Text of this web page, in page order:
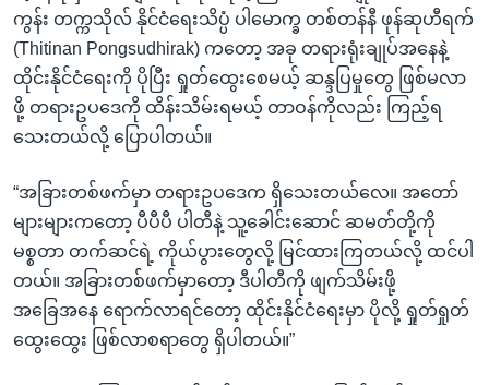
ကွန်း တက္ကသိုလ် နိုင်ငံရေးသိပ္ပံ ပါမောက္ခ တစ်တန်နီ ဖုန်ဆုဟီရက်
(Thitinan Pongsudhirak) ကတော့ အခု တရားရုံးချုပ်အနေနဲ့
ထိုင်းနိုင်ငံရေးကို ပိုပြီး ရှုတ်ထွေးစေမယ့် ဆန္ဒပြမှုတွေ ဖြစ်မလာ
ဖို့ တရားဥပဒေကို ထိန်းသိမ်းရမယ့် တာဝန်ကိုလည်း ကြည့်ရ
သေးတယ်လို့ ပြောပါတယ်။
“အခြားတစ်ဖက်မှာ တရားဥပဒေက ရှိသေးတယ်လေ။ အတော်
များများကတော့ ပီပီပီ ပါတီနဲ့ သူ့ခေါင်းဆောင် ဆမတ်တို့ကို
မစ္စတာ တက်ဆင်ရဲ့ ကိုယ်ပွားတွေလို့ မြင်ထားကြတယ်လို့ ထင်ပါ
တယ်။ အခြားတစ်ဖက်မှာတော့ ဒီပါတီကို ဖျက်သိမ်းဖို့
အခြေအနေ ရောက်လာရင်တော့ ထိုင်းနိုင်ငံရေးမှာ ပိုလို့ ရှုတ်ရှုတ်
ထွေးထွေး ဖြစ်လာစရာတွေ ရှိပါတယ်။”